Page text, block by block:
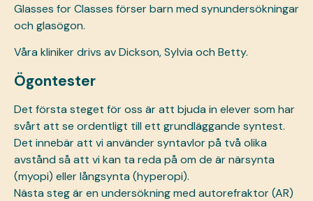
Glasses for Classes förser barn med synundersökningar
och glasögon.
Våra kliniker drivs avDickson, Sylvia och Betty.
Ögontester
Det första steget för oss är att bjuda in elever som har
svårt att se ordentligt till ett grundläggande syntest.
Det innebär att vi använder syntavlor på två olika
avstånd så att vi kan ta reda på om de är närsynta
(myopi) eller långsynta (hyperopi).
Nästa steg är en undersökning med autorefraktor (AR)